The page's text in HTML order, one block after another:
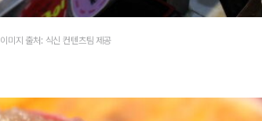
이미지 출처: 식신 컨텐츠팀 제공